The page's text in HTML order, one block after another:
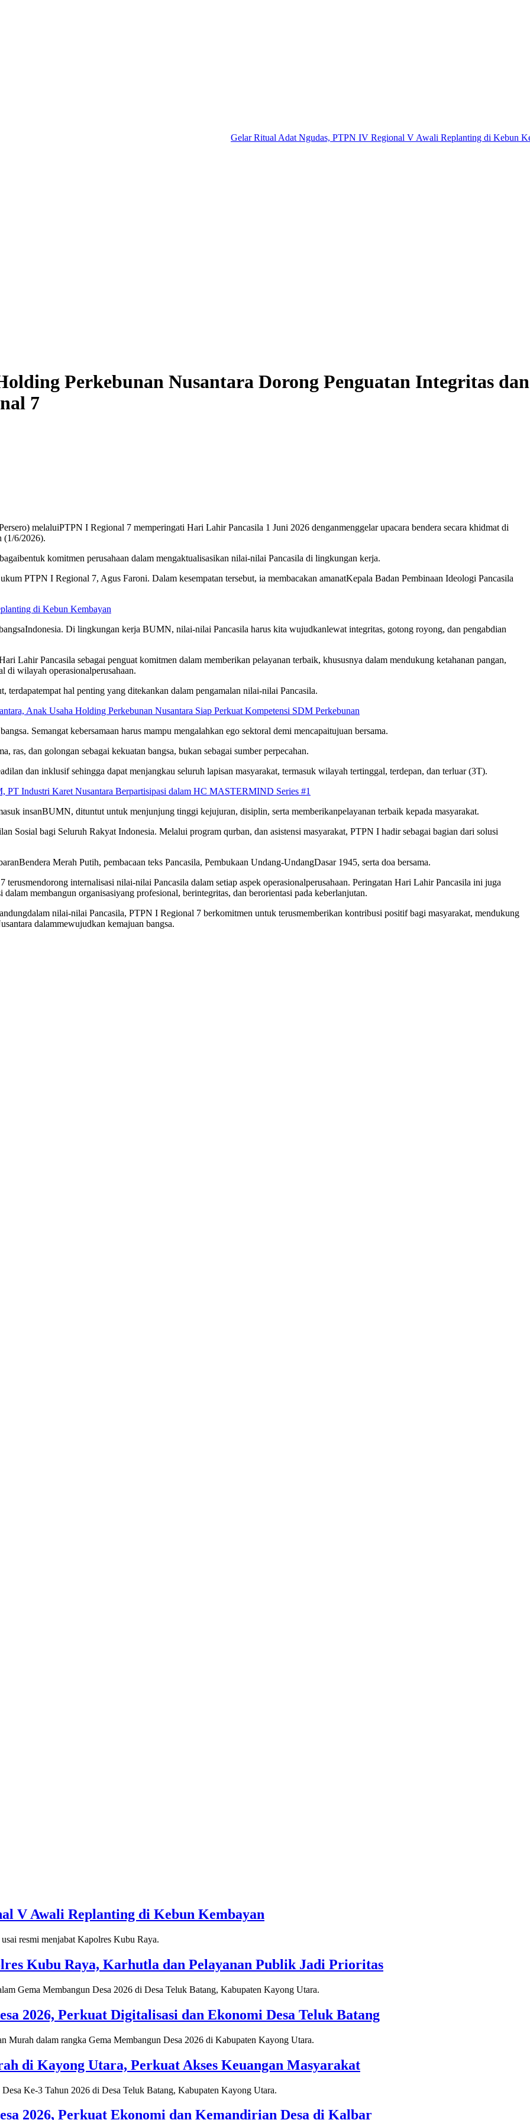
Gelar Ritual Adat Ngudas, PTPN IV Regional V Awali Replanting di Kebun Kembayan
Perkebunan Nusantara Dorong Penguatan Integritas dan
7
melaluiPTPN I Regional 7 memperingati Hari Lahir Pancasila 1 Juni 2026 denganmenggelar upacara bendera secara khidmat di
(1/6/2026).
bentuk komitmen perusahaan dalam mengaktualisasikan nilai-nilai Pancasila di lingkungan kerja.
PTPN I Regional 7, Agus Faroni. Dalam kesempatan tersebut, ia membacakan amanatKepala Badan Pembinaan Ideologi Pancasila
di Kebun Kembayan
Indonesia. Di lingkungan kerja BUMN, nilai-nilai Pancasila harus kita wujudkanlewat integritas, gotong royong, dan pengabdian
Lahir Pancasila sebagai penguat komitmen dalam memberikan pelayanan terbaik, khususnya dalam mendukung ketahanan pangan,
di wilayah operasionalperusahaan.
, terdapatempat hal penting yang ditekankan dalam pengamalan nilai-nilai Pancasila.
Anak Usaha Holding Perkebunan Nusantara Siap Perkuat Kompetensi SDM Perkebunan
bangsa. Semangat kebersamaan harus mampu mengalahkan ego sektoral demi mencapaitujuan bersama.
ras, dan golongan sebagai kekuatan bangsa, bukan sebagai sumber perpecahan.
dan inklusif sehingga dapat menjangkau seluruh lapisan masyarakat, termasuk wilayah tertinggal, terdepan, dan terluar(3T).
PT Industri Karet Nusantara Berpartisipasi dalam HC MASTERMIND Series #1
insanBUMN, dituntut untuk menjunjung tinggi kejujuran, disiplin, serta memberikanpelayanan terbaik kepada masyarakat.
Sosial bagi Seluruh Rakyat Indonesia. Melalui program qurban, dan asistensi masyarakat, PTPN I hadir sebagai bagian dari solusi
Bendera Merah Putih, pembacaan teks Pancasila, Pembukaan Undang-UndangDasar 1945, serta doa bersama.
terusmendorong internalisasi nilai-nilai Pancasila dalam setiap aspek operasionalperusahaan. Peringatan Hari Lahir Pancasila ini juga
dalam membangun organisasiyang profesional, berintegritas, dan berorientasi pada keberlanjutan.
dalam nilai-nilai Pancasila, PTPN I Regional 7 berkomitmen untuk terusmemberikan kontribusi positif bagi masyarakat, mendukung
dalammewujudkan kemajuan bangsa.
V Awali Replanting di Kebun Kembayan
Kubu Raya, Karhutla dan Pelayanan Publik Jadi Prioritas
2026, Perkuat Digitalisasi dan Ekonomi Desa Teluk Batang
di Kayong Utara, Perkuat Akses Keuangan Masyarakat
2026, Perkuat Ekonomi dan Kemandirian Desa di Kalbar